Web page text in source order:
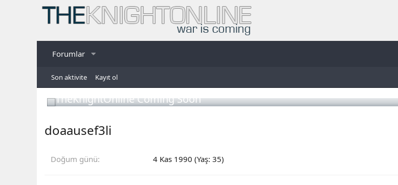
Forumlar
Son aktivite Kayıt ol
TheKnightOnline Coming Soon
doaausef3li
Doğum günü 4 Kas 1990 (Yaş: 35)